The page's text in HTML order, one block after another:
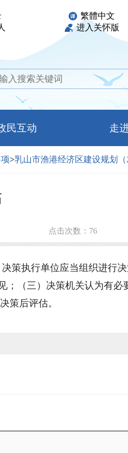
繁體中文
进入关怀版
民互动 走
>乳山市渔港经济区建设规划（
点击次数： 76
策执行单位应当组织进行
（三）决策机关认为有必
策后评估。